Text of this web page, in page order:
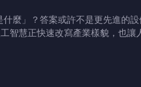
麼」？答案或許不是更先進的
智慧正快速改寫產業樣貌，也讓